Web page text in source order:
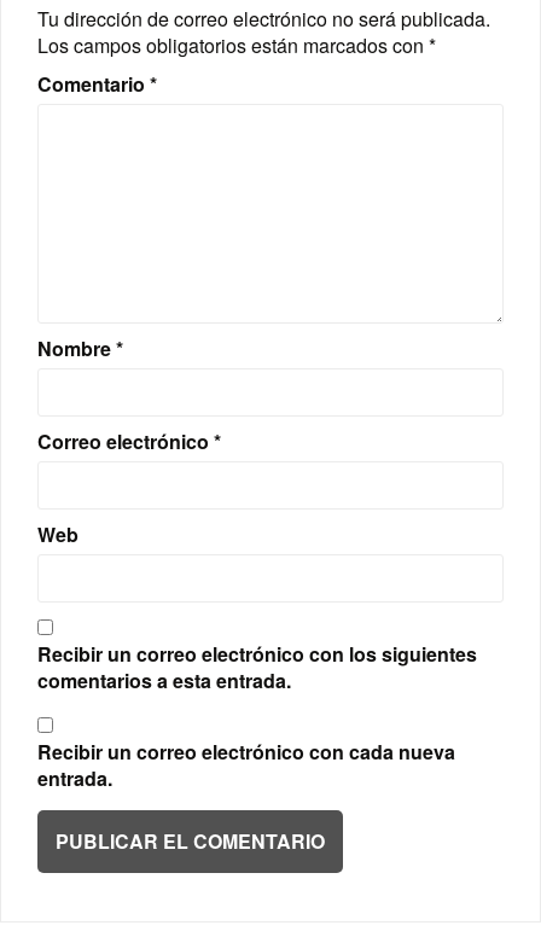
Tu dirección de correo electrónico no será publicada.
Los campos obligatorios están marcados con *
Comentario *
Nombre*
Correo electrónico *
Web
Recibir un correo electrónico con los siguientes
comentarios a esta entrada.
Recibir un correo electrónico con cada nueva
entrada.